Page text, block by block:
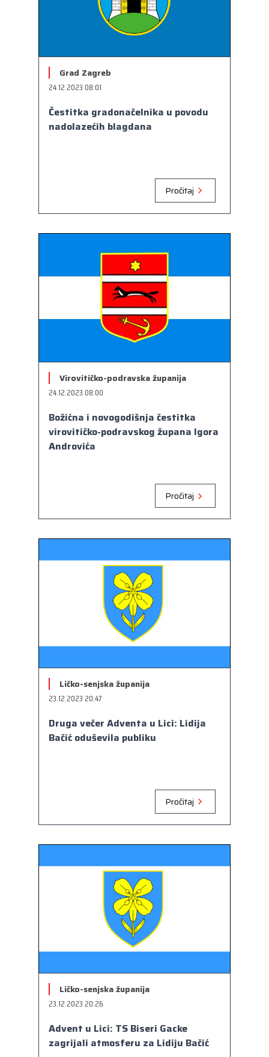
Grad Zagreb
24.12.2023 08:01
Čestitka gradonačelnika u povodu
nadolazećih blagdana
Pročitaj
Virovitičko-podravska županija
24.12.2023 08:00
Božićna i novogodišnja čestitka
virovitičko-podravskog župana Igora
Androvića
Pročitaj
Ličko-senjska županija
23.12.2023 20:47
Druga večer Adventa u Lici: Lidija
Bačić oduševila publiku
Pročitaj
Ličko-senjska županija
23.12.2023 20:26
Advent u Lici: TS Biseri Gacke
zagrijali atmosferu za Lidiju Bačić